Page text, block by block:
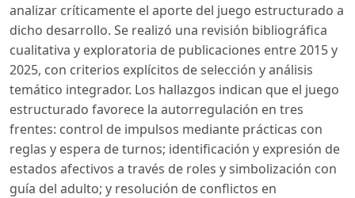
analizar críticamente el aporte del juego estructurado a
dicho desarrollo. Se realizó una revisión bibliográfica
cualitativa y exploratoria de publicaciones entre 2015 y
2025, con criterios explícitos de selección y análisis
temático integrador. Los hallazgos indican que el juego
estructurado favorece la autorregulación en tres
frentes: control de impulsos mediante prácticas con
reglas y espera de turnos; identificación y expresión de
estados afectivos a través de roles y simbolización con
guía del adulto; y resolución de conflictos en